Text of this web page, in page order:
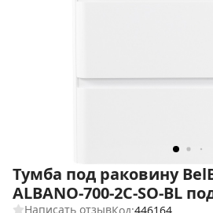
Тумба под раковину
ALBANO-700-2C-SO-BL
Написать отзыв